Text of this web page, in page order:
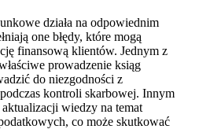
działa na odpowiednim
one błędy, które mogą
finansową klientów. Jednym z
prowadzenie ksiąg
do niezgodności z
kontroli skarbowej. Innym
wiedzy na temat
co może skutkować